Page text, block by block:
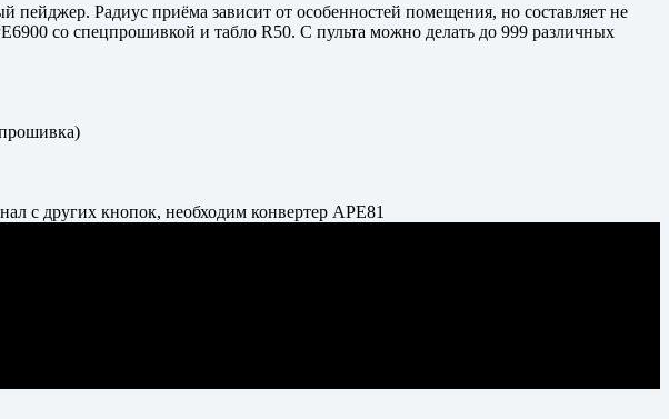
пейджер. Радиус приёма зависит от особенностей помещения, но составляет не
со спецпрошивкой и табло R50. С пульта можно делать до 999 различных
с других кнопок, необходим конвертер APE81